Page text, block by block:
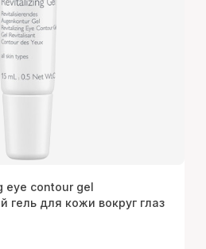
eye contour gel
гель для кожи вокруг глаз